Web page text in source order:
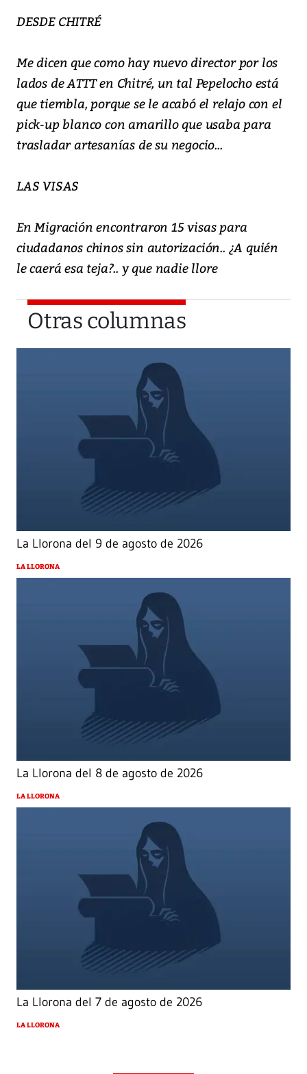
DESDE CHITRÉ
Me dicen que como hay nuevo director por los
lados de ATTT en Chitré, un tal Pepelocho está
que tiembla, porque se le acabó el relajo con el
pick-up blanco con amarillo que usaba para
trasladar artesanías de su negocio...
LAS VISAS
En Migración encontraron 15 visas para
ciudadanos chinos sin autorización.. ¿A quién
le caerá esa teja?.. y que nadie llore
Otras columnas
La Llorona del 9 de agosto de 2026
LA LLORONA
La Llorona del 8 de agosto de 2026
LA LLORONA
La Llorona del 7 de agosto de 2026
LA LLORONA